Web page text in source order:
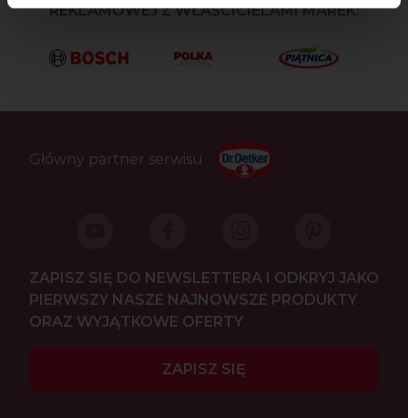
REKLAMOWEJ Z WŁAŚCICIELAMI MAREK:
Główny partner serwisu
ZAPISZ SIĘ DO NEWSLETTERA I ODKRYJ JAKO
PIERWSZY NASZE NAJNOWSZE PRODUKTY
ORAZ WYJĄTKOWE OFERTY
ZAPISZ SIĘ